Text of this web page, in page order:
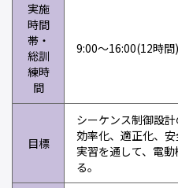
実施
時間
帯・
総訓
練時
間
9:00～16:00(12時間)
目標
シーケンス制御設計
効率化、適正化、
実習を通して、電
る。